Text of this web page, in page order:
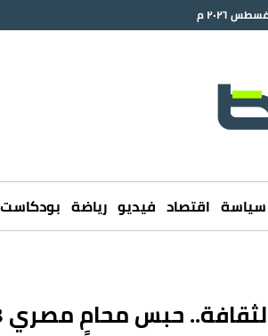
سياسة اقتصاد فيديو رياضة بودكاست
محامٍ مصري 3 سنوات واعترافاته تفجر مفاجأة